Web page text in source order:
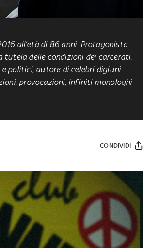
all’età di 86 anni. Protagonista
delle condizioni dei carcerati.
politici, autore di celebri digiuni
provocazioni, infiniti monologhi
CONDIVIDI